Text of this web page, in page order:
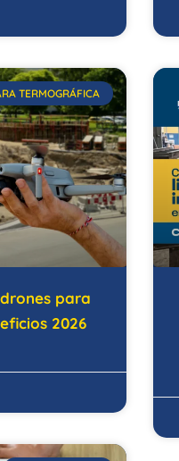
TERMOGRÁFICA
para
2026